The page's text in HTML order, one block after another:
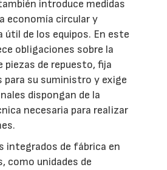
introduce medidas
economía circular y
útil de los equipos. En este
obligaciones sobre la
piezas de repuesto, fija
para su suministro y exige
dispongan de la
necesaria para realizar
integrados de fábrica en
como unidades de